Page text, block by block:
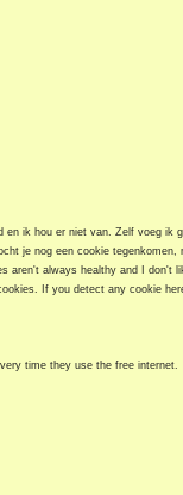
ik hou er niet van. Zelf voeg ik
je nog een cookie
aren't always healthy and I don't
If you detect any cookie
time they use the free internet.